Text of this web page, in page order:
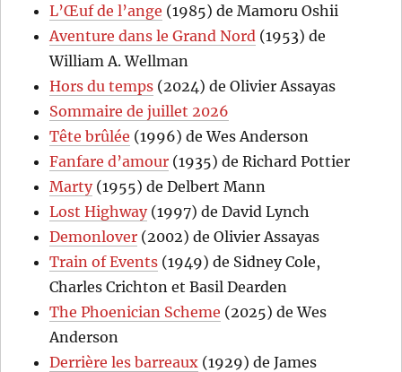
L’Œuf de l’ange (1985) de Mamoru Oshii
Aventure dans le Grand Nord (1953) de
William A. Wellman
Hors du temps (2024) de Olivier Assayas
Sommaire de juillet 2026
Tête brûlée (1996) de Wes Anderson
Fanfare d’amour (1935) de Richard Pottier
Marty(1955) de Delbert Mann
Lost Highway(1997) de David Lynch
Demonlover (2002) de Olivier Assayas
Train of Events (1949) de Sidney Cole,
Charles Crichton et Basil Dearden
The Phoenician Scheme (2025) de Wes
Anderson
Derrière les barreaux (1929) de James